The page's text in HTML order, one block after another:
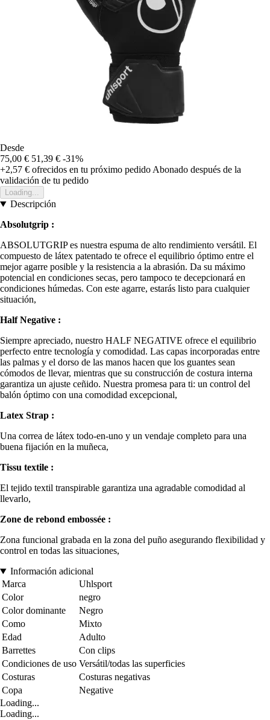
Desde
75,00 € 51,39 € -31%
+2,57 € ofrecidos en tu próximo pedido Abonado después de la
validación de tu pedido
Loading...
Descripción
Absolutgrip :
ABSOLUTGRIP es nuestra espuma de alto rendimiento versátil. El
compuesto de látex patentado te ofrece el equilibrio óptimo entre el
mejor agarre posible y la resistencia a la abrasión. Da su máximo
potencial en condiciones secas, pero tampoco te decepcionará en
condiciones húmedas. Con este agarre, estarás listo para cualquier
situación,
Half Negative :
Siempre apreciado, nuestro HALF NEGATIVE ofrece el equilibrio
perfecto entre tecnología y comodidad. Las capas incorporadas entre
las palmas y el dorso de las manos hacen que los guantes sean
cómodos de llevar, mientras que su construcción de costura interna
garantiza un ajuste ceñido. Nuestra promesa para ti: un control del
balón óptimo con una comodidad excepcional,
Latex Strap :
Una correa de látex todo-en-uno y un vendaje completo para una
buena fijación en la muñeca,
Tissu textile :
El tejido textil transpirable garantiza una agradable comodidad al
llevarlo,
Zone de rebond embossée :
Zona funcional grabada en la zona del puño asegurando flexibilidad y
control en todas las situaciones,
Información adicional
Marca
Uhlsport
Color
negro
Color dominante
Negro
Como
Mixto
Edad
Adulto
Barrettes
Con clips
Condiciones de uso Versátil/todas las superficies
Costuras
Costuras negativas
Copa
Negative
Loading...
Loading...